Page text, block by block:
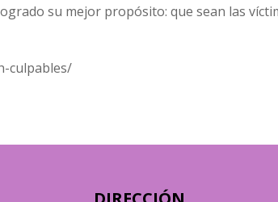
su mejor propósito: que sean las
culpables/